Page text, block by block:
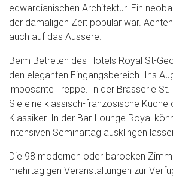
edwardianischen Architektur. Ein
der damaligen Zeit populär war.
auch auf das Äussere.
Beim Betreten des Hotels Royal St-
den eleganten Eingangsbereich. Ins
imposante Treppe. In der Brasserie
Sie eine klassisch-französische Küche
Klassiker. In der Bar-Lounge Royal
intensiven Seminartag ausklingen
Die 98 modernen oder barocken
mehrtägigen Veranstaltungen zur